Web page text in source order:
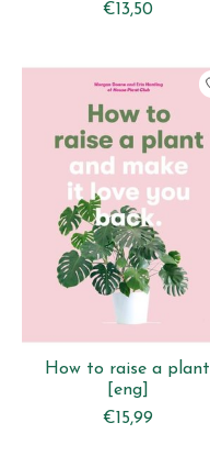
€13,50
How to raise a plant
[eng]
€15,99